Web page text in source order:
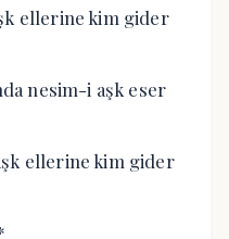
ellerine kim gider
nesim-i aşk eser
ellerine kim gider